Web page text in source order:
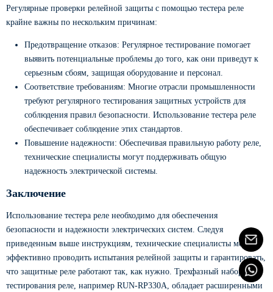
Регулярные проверки релейной защиты с помощью тестера реле
крайне важны по нескольким причинам:
Предотвращение отказов: Регулярное тестирование помогает
выявить потенциальные проблемы до того, как они приведут к
серьезным сбоям, защищая оборудование и персонал.
Соответствие требованиям: Многие отрасли промышленности
требуют регулярного тестирования защитных устройств для
соблюдения правил безопасности. Использование тестера реле
обеспечивает соблюдение этих стандартов.
Повышение надежности: Обеспечивая правильную работу реле,
технические специалисты могут поддерживать общую
надежность электрической системы.
Заключение
Использование тестера реле необходимо для обеспечения
безопасности и надежности электрических систем. Следуя
приведенным выше инструкциям, технические специалисты могут
эффективно проводить испытания релейной защиты и гарантировать,
что защитные реле работают так, как нужно. Трехфазный набор для
тестирования реле, например RUN-RP330A, обладает расширенными